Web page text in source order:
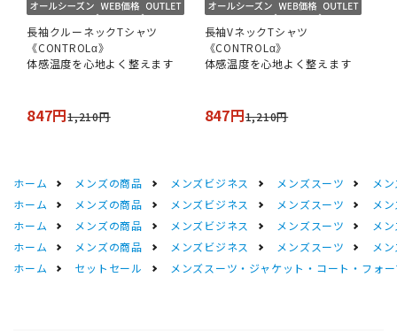
長袖クルーネックTシャツ
《CONTROLα》
体感温度を心地よく整えます
847円1,210円
長袖VネックTシャツ
《CONTROLα》
体感温度を心地よく整えます
847円1,210円
ホーム メンズの商品 メンズビジネス メンズスーツ
メ
ホーム
メンズの商品 メンズビジネス メンズスーツ
メ
ホーム
メンズの商品 メンズビジネス メンズスーツ
メ
ホーム
メンズの商品 メンズビジネス メンズスーツ
メ
ホーム
セットセール メンズスーツ・ジャケット・コート・フォ